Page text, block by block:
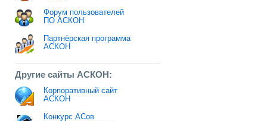
Форум пользователей
ПО АСКОН
Партнёрская программа
АСКОН
Другие сайты АСКОН:
Корпоративный сайт
АСКОН
Конкурс АСов